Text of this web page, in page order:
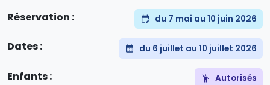
Réservation : du 7 mai au 10 juin 2026
Dates : du 6 juillet au 10 juillet 2026
Enfants : Autorisés